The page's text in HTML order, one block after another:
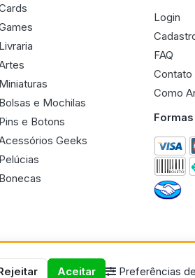
Aceitar Preferências
Livraria
Miniaturas
Bolsas e Mochilas
Pins e Botons
Geeks
Pelúcias
Bonecas
Login
FAQ
Contato
Como